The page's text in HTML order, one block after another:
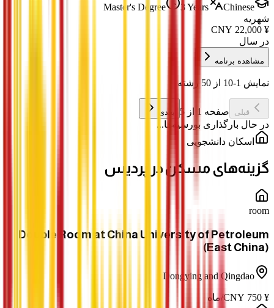
Master's Degree 3 Years
Chinese
شهریه
¥
22,000
در سال
مشاهده برنامه
نمایش 1-10 از 50 رشته
قبلی صفحه 1 از 5 بعدی
در حال بارگذاری بورسیه‌ها...
اسکان دانشجویی
گزینه‌های مسکن در پردیس
room
Double Room at China University of Petroleum
(East China)
Dongying and Qingdao
¥
750
/ماه